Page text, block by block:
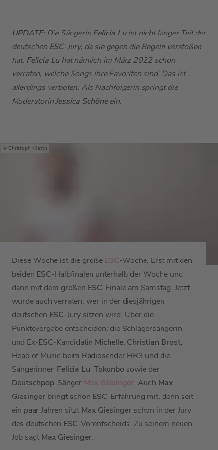
UPDATE: Die Sängerin Felicia Luist nicht länger Teil der
deutschen ESC-Jury, da sie gegen die Regeln verstoßen
hat. Felicia Luhat nämlich im März 2022 schon
verraten, welche Songs ihre Favoriten sind. Das ist
allerdings verboten. Als Nachfolgerin springt die
ModeratorinJessica Schöneein.
Christoph Köstlin
Diese Woche ist die große ESC-Woche. Erst mit den
beiden ESC-Halbfinalen unterhalb der Woche und
dann mit dem großen ESC-Finale am Samstag. Jetzt
wurde auch verraten, wer in der diesjährigen
deutschen ESC-Jury sitzen wird. Über die
Punktevergabe entscheiden: die Schlagersängerin
und Ex-ESC-Kandidatin Michelle, Christian Brost,
Head of Music beim Radiosender HR3 und die
Sängerinnen Felicia Lu, Tokunbo sowie der
Deutschpop-Sänger Max Giesinger. Auch Max
Giesinger bringt schon ESC-Erfahrung mit, denn seit
ein paar Jahren sitzt Max Giesinger schon in der Jury
des deutschen ESC-Vorentscheids. Zu seinem neuen
Job sagt Max Giesinger: